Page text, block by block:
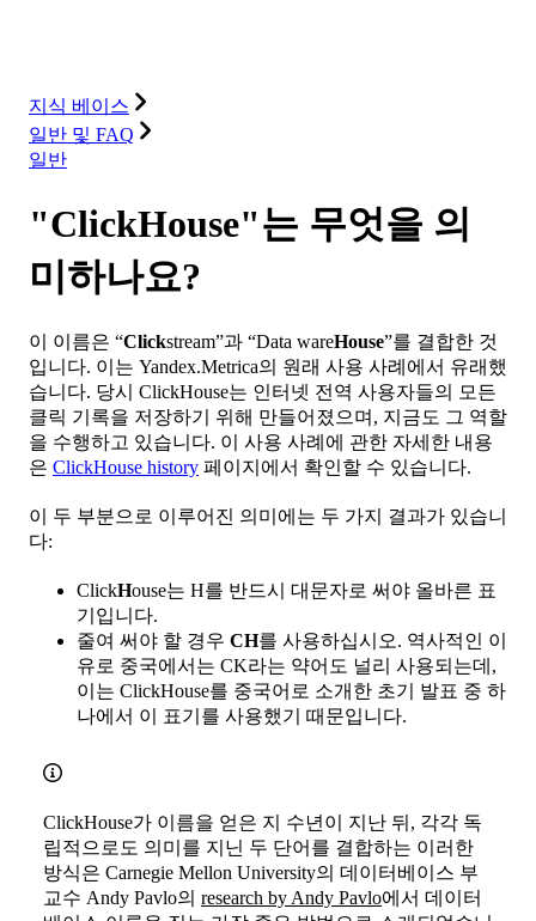
지식 베이스
일반 및 FAQ
일반
"ClickHouse"는 무엇을 의
미하나요?
이 이름은 “Clickstream”과 “Data wareHouse”를 결합한 것
입니다. 이는 Yandex.Metrica의 원래 사용 사례에서 유래했
습니다. 당시 ClickHouse는 인터넷 전역 사용자들의 모든
클릭 기록을 저장하기 위해 만들어졌으며, 지금도 그 역할
을 수행하고 있습니다. 이 사용 사례에 관한 자세한 내용
은 ClickHouse history 페이지에서 확인할 수 있습니다.
이 두 부분으로 이루어진 의미에는 두 가지 결과가 있습니
다:
ClickHouse는 H를 반드시 대문자로 써야 올바른 표
기입니다.
줄여 써야 할 경우 CH를 사용하십시오. 역사적인 이
유로 중국에서는 CK라는 약어도 널리 사용되는데,
이는 ClickHouse를 중국어로 소개한 초기 발표 중 하
나에서 이 표기를 사용했기 때문입니다.
ClickHouse가 이름을 얻은 지 수년이 지난 뒤, 각각 독
립적으로도 의미를 지닌 두 단어를 결합하는 이러한
방식은 Carnegie Mellon University의 데이터베이스 부
교수 Andy Pavlo의 research by Andy Pavlo에서 데이터